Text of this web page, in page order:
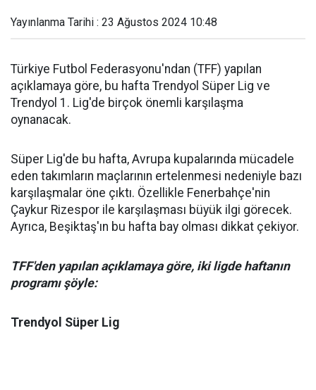
Yayınlanma Tarihi : 23 Ağustos 2024 10:48
Türkiye Futbol Federasyonu'ndan (TFF) yapılan
açıklamaya göre, bu hafta Trendyol Süper Lig ve
Trendyol 1. Lig'de birçok önemli karşılaşma
oynanacak.
Süper Lig'de bu hafta, Avrupa kupalarında mücadele
eden takımların maçlarının ertelenmesi nedeniyle bazı
karşılaşmalar öne çıktı. Özellikle Fenerbahçe'nin
Çaykur Rizespor ile karşılaşması büyük ilgi görecek.
Ayrıca, Beşiktaş'ın bu hafta bay olması dikkat çekiyor.
TFF'den yapılan açıklamaya göre, iki ligde haftanın
programı şöyle:
Trendyol Süper Lig